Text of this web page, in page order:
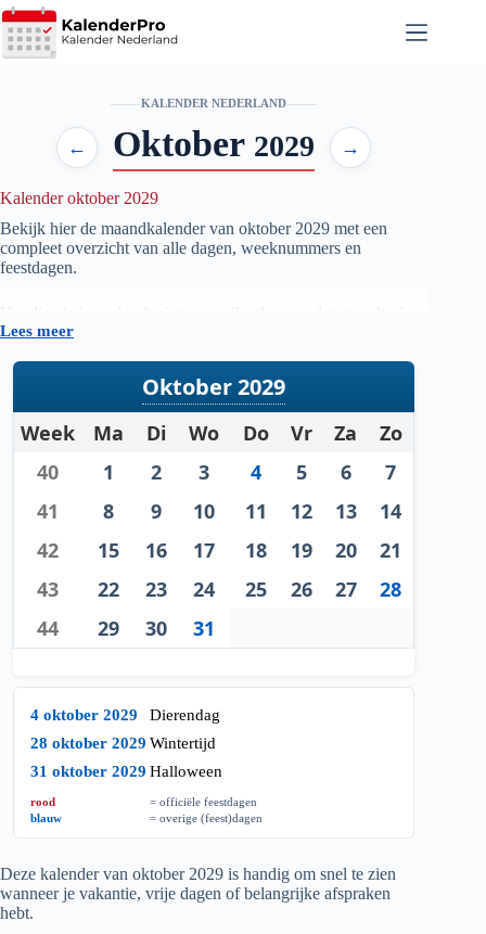
Ga
naar
de
KALENDER NEDERLAND
← Oktober 2029 →
Kalender oktober 2029
Bekijk hier de maandkalender van oktober 2029 met een
compleet overzicht van alle dagen, weeknummers en
feestdagen.
Handig als je snel wilt zien op welke dag een datum valt of je
je planning voor de maand oktober
Lees meer
Oktober 2029
Week Ma Di Wo Do Vr Za
Zo
40
1 2 3 4 5 6
7
41
8 9 10 11 12 13
14
42
15 16 17 18 19 20
21
43
22 23 24 25 26 27
28
44
29 30 31
4 oktober 2029
Dierendag
28 oktober 2029 Wintertijd
31 oktober 2029 Halloween
rood
= officiële feestdagen
blauw
= overige (feest)dagen
Deze kalender van oktober 2029 is handig om snel te zien
wanneer je vakantie, vrije dagen of belangrijke afspraken
hebt.